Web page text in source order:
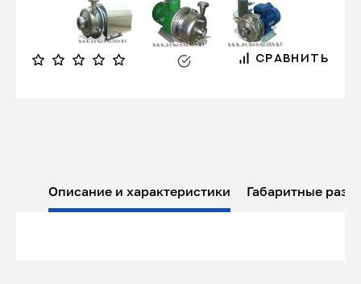
СРАВНИТЬ
Описание и характеристики Габаритные